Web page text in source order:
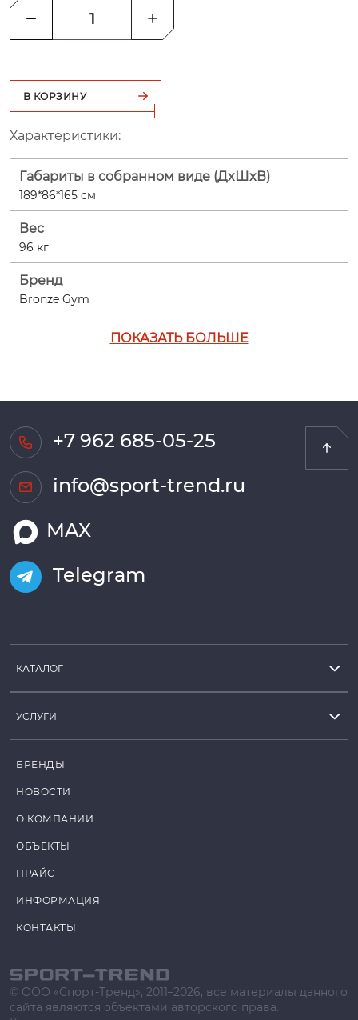
В КОРЗИНУ
Характеристики:
Габариты в собранном виде (ДxШxВ)
189*86*165 см
Вес
96 кг
Бренд
Bronze Gym
ПОКАЗАТЬ БОЛЬШЕ
+7 962 685-05-25
info@sport-trend.ru
MAX
Telegram
КАТАЛОГ
УСЛУГИ
БРЕНДЫ
НОВОСТИ
О КОМПАНИИ
ОБЪЕКТЫ
ПРАЙС
ИНФОРМАЦИЯ
КОНТАКТЫ
© ООО «Спорт-Тренд», 2011–2026, все материалы данного
сайта являются объектами авторского права.